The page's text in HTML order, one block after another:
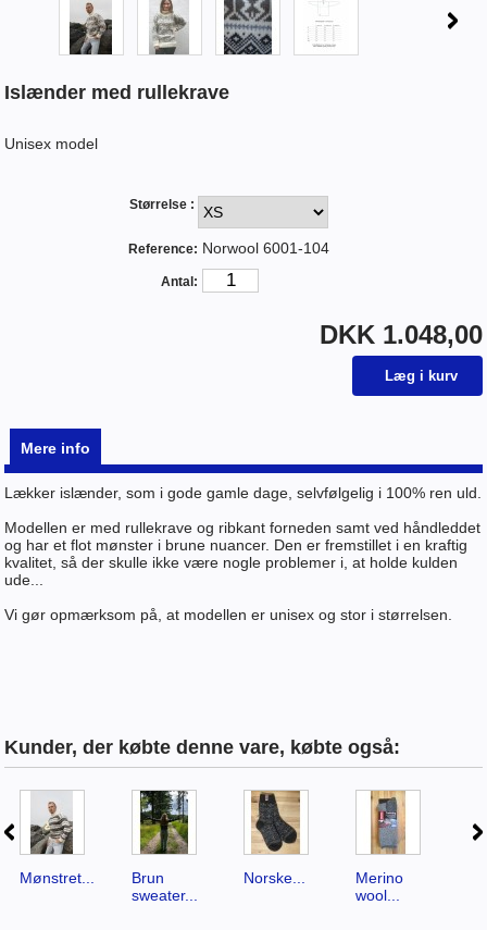
Islænder med rullekrave
Unisex model
Størrelse :
Reference: Norwool 6001-104
Antal:
DKK 1.048,00
Mere info
Lækker islænder, som i gode gamle dage, selvfølgelig i 100% ren uld.
Modellen er med rullekrave og ribkant forneden samt ved håndleddet
og har et flot mønster i brune nuancer. Den er fremstillet i en kraftig
kvalitet, så der skulle ikke være nogle problemer i, at holde kulden
ude...
Vi gør opmærksom på, at modellen er unisex og stor i størrelsen.
Kunder, der købte denne vare, købte også:
Mønstret...
Brun
sweater...
Norske...
Merino
wool...